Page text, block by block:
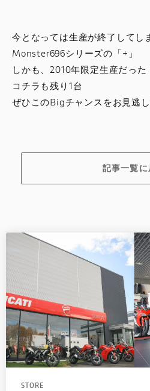
今となっては生産が終了してし
Monster696シリーズの「+」
しかも、2010年限定生産だった
コチラも残り1台
ぜひこのBigチャンスをお見逃
記事一覧に
STORE